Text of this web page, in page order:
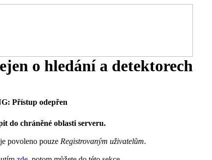
o hledání a detektorech
Přístup odepřen
do chráněné oblasti serveru.
povoleno pouze Registrovaným uživatelům.